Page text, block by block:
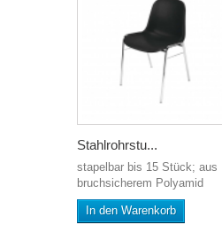
Stahlrohrstu...
stapelbar bis 15 Stück; aus
bruchsicherem Polyamid
In den Warenkorb